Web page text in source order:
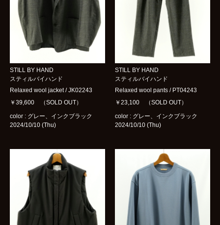
STILL BY HAND
スティルバイハンド
Relaxed wool jacket / JK02243
￥39,600 （SOLD OUT）
color : グレー、インクブラック
2024/10/10 (Thu)
STILL BY HAND
スティルバイハンド
Relaxed wool pants / PT04243
￥23,100 （SOLD OUT）
color : グレー、インクブラック
2024/10/10 (Thu)